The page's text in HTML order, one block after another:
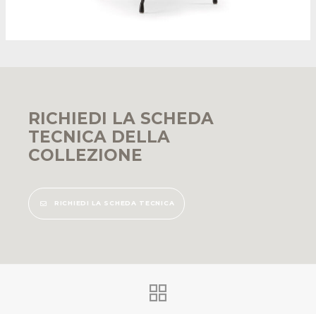
RICHIEDI LA SCHEDA
TECNICA DELLA
COLLEZIONE
RICHIEDI LA SCHEDA TECNICA